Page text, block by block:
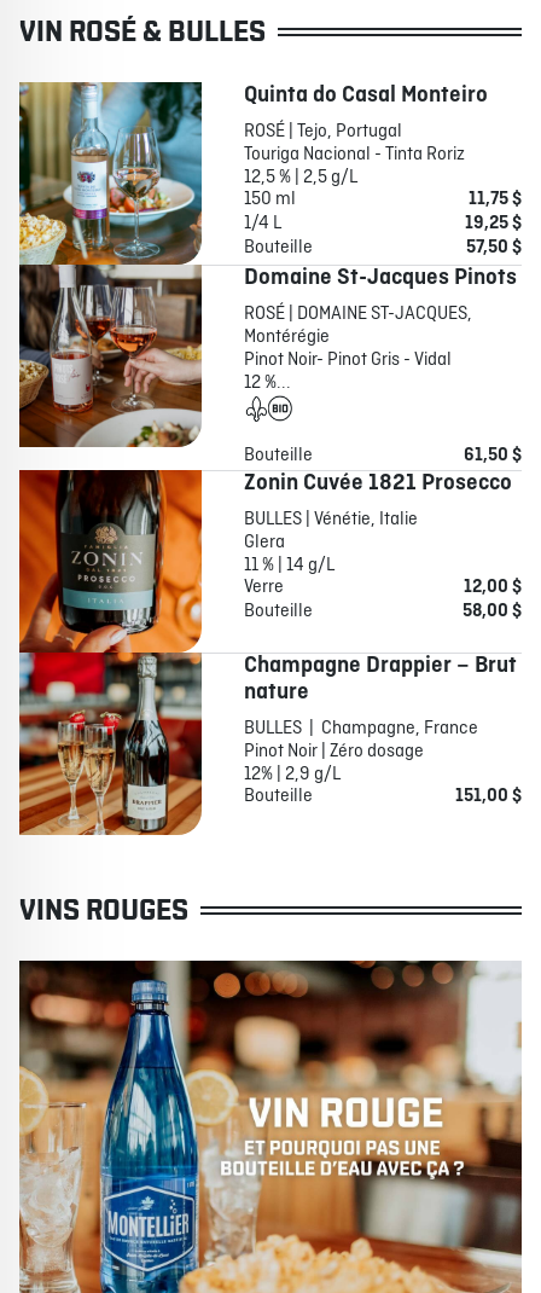
VIN ROSÉ & BULLES
Quinta do Casal Monteiro
ROSÉ | Tejo, Portugal
Touriga Nacional - Tinta Roriz
12,5 % | 2,5 g/L
150 ml
11,75 $
1/4 L
19,25 $
Bouteille
57,50 $
Domaine St-Jacques Pinots
ROSÉ | DOMAINE ST-JACQUES,
Montérégie
Pinot Noir- Pinot Gris - Vidal
12 %...
Bouteille 61,50 $
Zonin Cuvée 1821 Prosecco
BULLES | Vénétie, Italie
Glera
11 % | 14 g/L
Verre
12,00 $
Bouteille
58,00 $
Champagne Drappier – Brut
nature
BULLES | Champagne, France
Pinot Noir | Zéro dosage
12% | 2,9 g/L
Bouteille
151,00 $
VINS ROUGES